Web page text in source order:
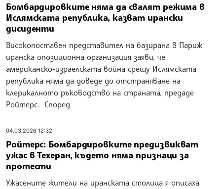
Бомбардировките няма да свалят режима в
Ислямската република, казват ирански
дисиденти
Високопоставен представител на базирана в Париж
иранска опозиционна организация заяви, че
американско-израелската война срещу Ислямската
република няма да доведе до отстраняване на
клерикалното ръководство на страната, предаде
Ройтерс. Според
04.03.2026 12:32
Ройтерс: Бомбардировките предизвикват
ужас в Техеран, където няма признаци за
протести
Ужасените жители на иранската столица я описаха